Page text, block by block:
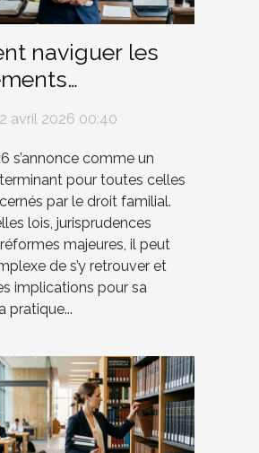
naviguer les
2026 ?
avril 2026 00:40
s’annonce comme un
pour toutes celles
par le droit familial.
lois, jurisprudences
majeures, il peut
de s’y retrouver et
implications pour sa
pratique...